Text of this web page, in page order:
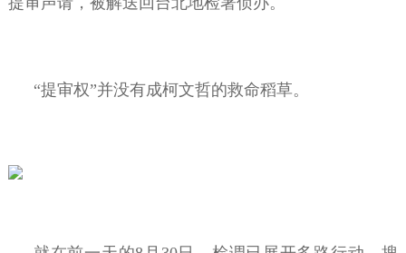
“提审权”并没有成柯文哲的救命稻草。